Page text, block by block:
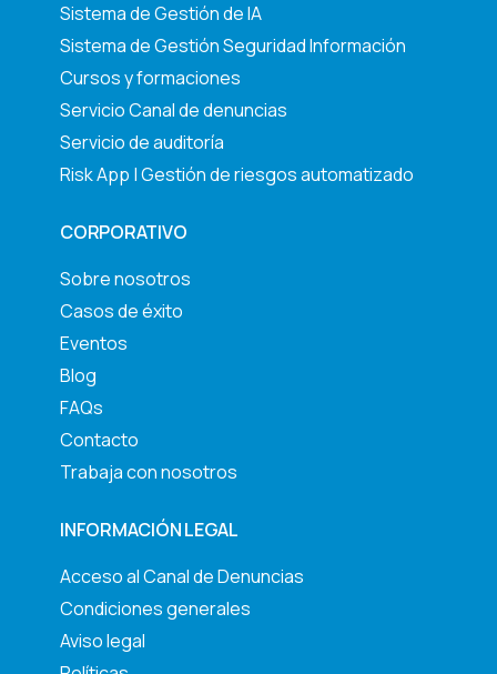
Sistema de Gestión de IA
Sistema de Gestión Seguridad Información
Cursos y formaciones
Servicio Canal de denuncias
Servicio de auditoría
Risk App | Gestión de riesgos automatizado
CORPORATIVO
Sobre nosotros
Casos de éxito
Eventos
Blog
FAQs
Contacto
Trabaja con nosotros
INFORMACIÓN LEGAL
Acceso al Canal de Denuncias
Condiciones generales
Aviso legal